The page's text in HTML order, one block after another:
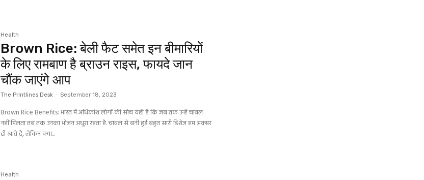
Health
Brown Rice: बेली फैट समेत इन बीमारियों
के लिए रामबाण है ब्राउन राइस, फायदे जान
चौंक जाएंगे आप
The Printlines Desk - September 18, 2023
Brown Rice Benefits: भारत में अधिकांश लोगों की सोच यही है कि जब तक उन्हें चावल
नहीं मिलता तब तक उनका भोजन अधूरा रहता है. चावल से बनी हुई बहुत सारी डिशेज हम अक्सर
ही खाते हैं, लेकिन क्या...
Health